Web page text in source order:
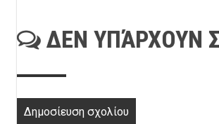
ΔΕΝ ΥΠΆΡΧΟΥΝ
Δημοσίευση σχολίου